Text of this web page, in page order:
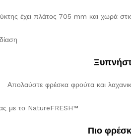
έχει πλάτος 705 mm και χωρά
Απολαύστε φρέσκα φρούτα και
Πιο